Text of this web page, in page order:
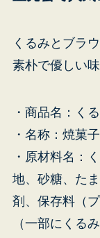
くるみとブラ
素朴で優しい
・商品名：く
・名称：焼菓子
・原材料名：
地、砂糖、た
剤、保存料（
（一部にくる